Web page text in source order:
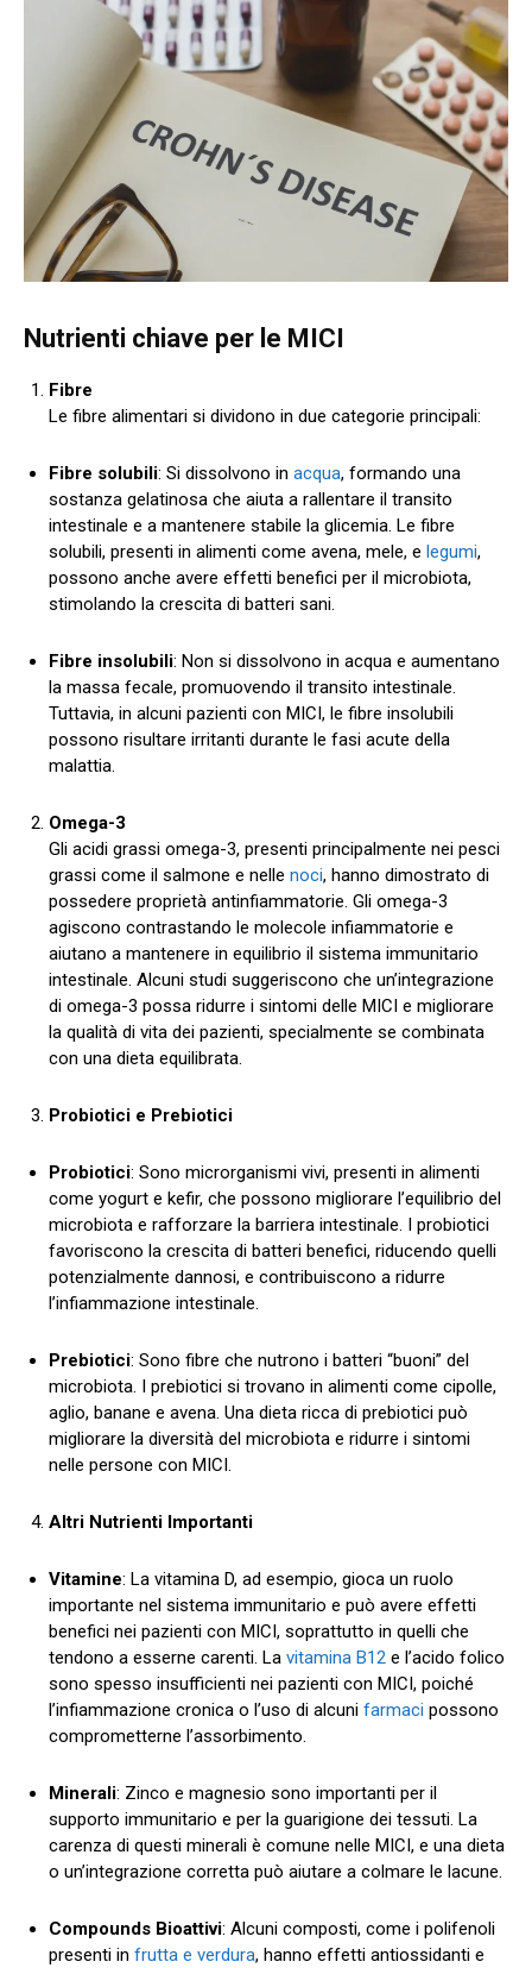
Nutrienti chiave per le MICI
Fibre
Le fibre alimentari si dividono in due categorie principali:
Fibre solubili: Si dissolvono in acqua, formando una
sostanza gelatinosa che aiuta a rallentare il transito
intestinale e a mantenere stabile la glicemia. Le fibre
solubili, presenti in alimenti come avena, mele, e legumi,
possono anche avere effetti benefici per il microbiota,
stimolando la crescita di batteri sani.
Fibre insolubili: Non si dissolvono in acqua e aumentano
la massa fecale, promuovendo il transito intestinale.
Tuttavia, in alcuni pazienti con MICI, le fibre insolubili
possono risultare irritanti durante le fasi acute della
malattia.
Omega-3
Gli acidi grassi omega-3, presenti principalmente nei pesci
grassi come il salmone e nelle noci, hanno dimostrato di
possedere proprietà antinfiammatorie. Gli omega-3
agiscono contrastando le molecole infiammatorie e
aiutano a mantenere in equilibrio il sistema immunitario
intestinale. Alcuni studi suggeriscono che un’integrazione
di omega-3 possa ridurre i sintomi delle MICI e migliorare
la qualità di vita dei pazienti, specialmente se combinata
con una dieta equilibrata.
Probiotici e Prebiotici
Probiotici: Sono microrganismi vivi, presenti in alimenti
come yogurt e kefir, che possono migliorare l’equilibrio del
microbiota e rafforzare la barriera intestinale. I probiotici
favoriscono la crescita di batteri benefici, riducendo quelli
potenzialmente dannosi, e contribuiscono a ridurre
l’infiammazione intestinale.
Prebiotici: Sono fibre che nutrono i batteri “buoni” del
microbiota. I prebiotici si trovano in alimenti come cipolle,
aglio, banane e avena. Una dieta ricca di prebiotici può
migliorare la diversità del microbiota e ridurre i sintomi
nelle persone con MICI.
Altri Nutrienti Importanti
Vitamine: La vitamina D, ad esempio, gioca un ruolo
importante nel sistema immunitario e può avere effetti
benefici nei pazienti con MICI, soprattutto in quelli che
tendono a esserne carenti. La vitamina B12 e l’acido folico
sono spesso insufficienti nei pazienti con MICI, poiché
l’infiammazione cronica o l’uso di alcuni farmaci possono
comprometterne l’assorbimento.
Minerali: Zinco e magnesio sono importanti per il
supporto immunitario e per la guarigione dei tessuti. La
carenza di questi minerali è comune nelle MICI, e una dieta
o un’integrazione corretta può aiutare a colmare le lacune.
Compounds Bioattivi: Alcuni composti, come i polifenoli
presenti in frutta e verdura, hanno effetti antiossidanti e